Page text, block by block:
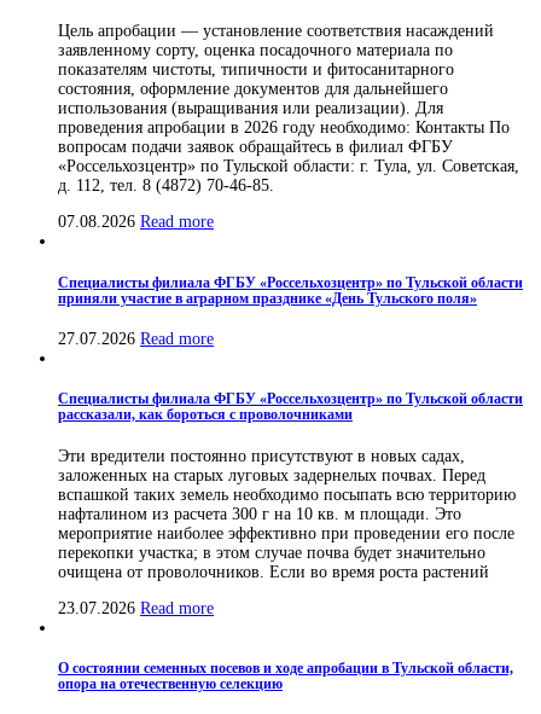
Цель апробации — установление соответствия насаждений
заявленному сорту, оценка посадочного материала по
показателям чистоты, типичности и фитосанитарного
состояния, оформление документов для дальнейшего
использования (выращивания или реализации). Для
проведения апробации в 2026 году необходимо: Контакты По
вопросам подачи заявок обращайтесь в филиал ФГБУ
«Россельхозцентр» по Тульской области: г. Тула, ул. Советская,
д. 112, тел. 8 (4872) 70-46-85.
07.08.2026 Read more
Специалисты филиала ФГБУ «Россельхозцентр» по Тульской области
приняли участие в аграрном празднике «День Тульского поля»
27.07.2026 Read more
Специалисты филиала ФГБУ «Россельхозцентр» по Тульской области
рассказали, как бороться с проволочниками
Эти вредители постоянно присутствуют в новых садах,
заложенных на старых луговых задернелых почвах. Перед
вспашкой таких земель необходимо посыпать всю территорию
нафталином из расчета 300 г на 10 кв. м площади. Это
мероприятие наиболее эффективно при проведении его после
перекопки участка; в этом случае почва будет значительно
очищена от проволочников. Если во время роста растений
23.07.2026 Read more
О состоянии семенных посевов и ходе апробации в Тульской области,
опора на отечественную селекцию